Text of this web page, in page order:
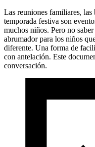
Las reuniones familiares, las
temporada festiva son
muchos niños. Pero no
abrumador para los niños
diferente. Una forma de
con antelación. Este
conversación.